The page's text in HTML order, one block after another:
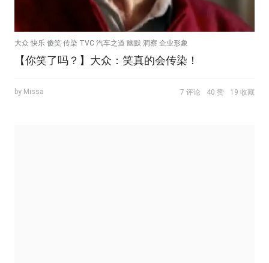
大众 快乐 傻笑 传染 TVC 汽车之道 幽默 洞察 企业形象
【你笑了吗？】大众：笑真的会传染！
by Missa 7 评论 40 赞 19 收藏